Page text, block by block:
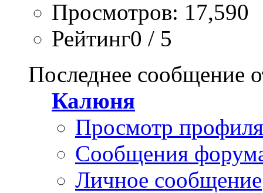
Просмотров: 17,590
Рейтинг0 / 5
Последнее сообщение
Калюня
Просмотр профиля
Сообщения
Личное сообщение